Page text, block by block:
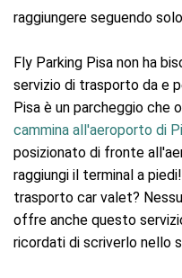
raggiungere seguendo
Fly Parking Pisa non ha
servizio di trasporto da e
Pisa è un parcheggio che
cammina all'aeroporto di
posizionato di fronte
raggiungi il terminal a
trasporto car valet?
offre anche questo
ricordati di scriverlo nello